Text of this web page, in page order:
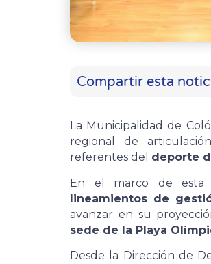
Compartir esta
La Municipalidad de
regional de
referentes del deporte
En el marco de esta
lineamientos de
avanzar en su
sede de la Playa
Desde la Dirección de